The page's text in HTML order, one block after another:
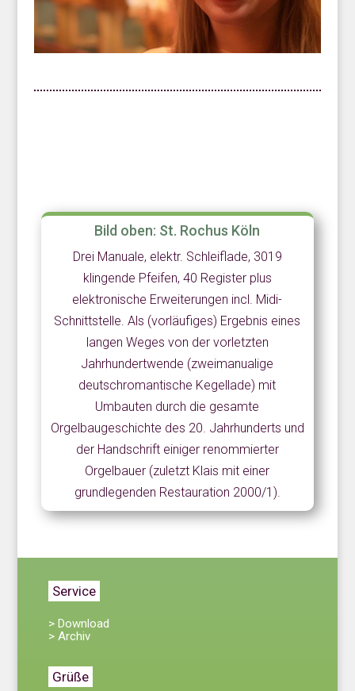
Bild oben: St. Rochus Köln
Drei Manuale, elektr. Schleiflade, 3019
klingende Pfeifen, 40 Register plus
elektronische Erweiterungen incl. Midi-
Schnittstelle. Als (vorläufiges) Ergebnis eines
langen Weges von der vorletzten
Jahrhundertwende (zweimanualige
deutschromantische Kegellade) mit
Umbauten durch die gesamte
Orgelbaugeschichte des 20. Jahrhunderts und
der Handschrift einiger renommierter
Orgelbauer (zuletzt Klais mit einer
grundlegenden Restauration 2000/1).
Service
> Download
> Archiv
Grüße